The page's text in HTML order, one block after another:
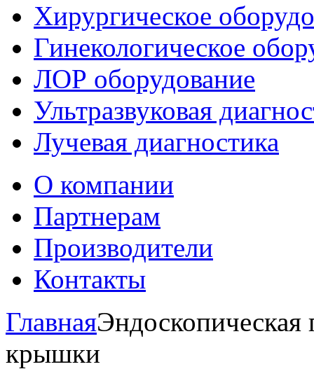
Хирургическое
Гинекологическое
ЛОР оборудование
Ультразвуковая
Лучевая диагностика
О компании
Партнерам
Производители
Контакты
Главная
крышки